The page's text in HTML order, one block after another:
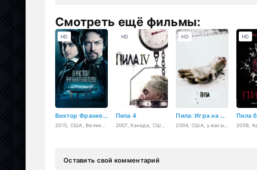
Смотреть ещё фильмы:
Виктор Франкенштейн
HD
Пила 4
HD
Пила: Игра на выживание
HD
Пила 6
HD
Оставить свой комментарий